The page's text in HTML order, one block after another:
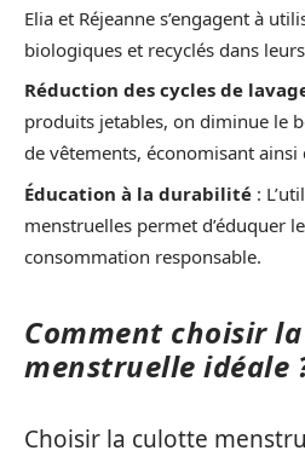
Elia et Réjeanne s’engagent à
biologiques et recyclés dans
Réduction des cycles de
produits jetables, on diminue le
de vêtements, économisant ainsi
Éducation à la durabilité :
menstruelles permet d’éduquer
consommation responsable.
Comment choisir
menstruelle idéale
Choisir la culotte